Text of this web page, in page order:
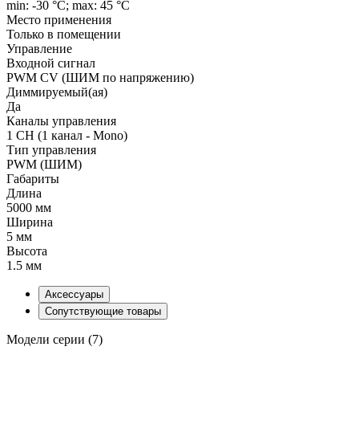
min: -30 °C; max: 45 °C
Место применения
Только в помещении
Управление
Входной сигнал
PWM СV (ШИМ по напряжению)
Диммируемый(ая)
Да
Каналы управления
1 CH (1 канал - Mono)
Тип управления
PWM (ШИМ)
Габариты
Длина
5000 мм
Ширина
5 мм
Высота
1.5 мм
Аксессуары
Сопутствующие товары
Модели серии (7)